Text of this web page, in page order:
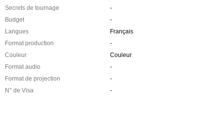
Secrets de tournage
-
Budget
-
Langues
Français
Format production
-
Couleur
Couleur
Format audio
-
Format de projection
-
N° de Visa
-